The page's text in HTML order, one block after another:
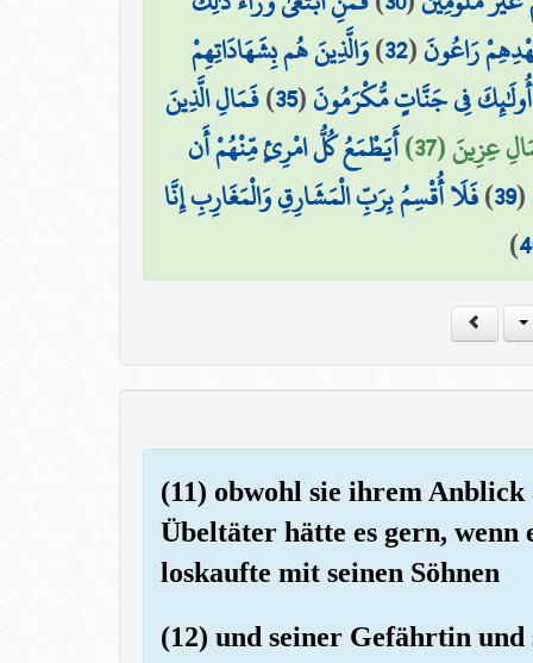
رَاعُونَ(
32
)وَالَّذِينَ هُم بِشَهَادَاتِهِمْ
أُولَٰئِكَ فِي جَنَّاتٍ مُّكْرَمُونَ(
35
)فَمَالِ الَّذِينَ
عِزِينَ (37)
أَيَطْمَعُ كُلُّ امْرِئٍ مِّنْهُمْ أَن
(
39
)فَلَا أُقْسِمُ بِرَبِّ الْمَشَارِقِ وَالْمَغَارِبِ إِنَّا
)
(11) obwohl sie ihrem Anblick
Übeltäter hätte es gern, wenn
loskaufte mit seinen Söhnen
(12) und seiner Gefährtin